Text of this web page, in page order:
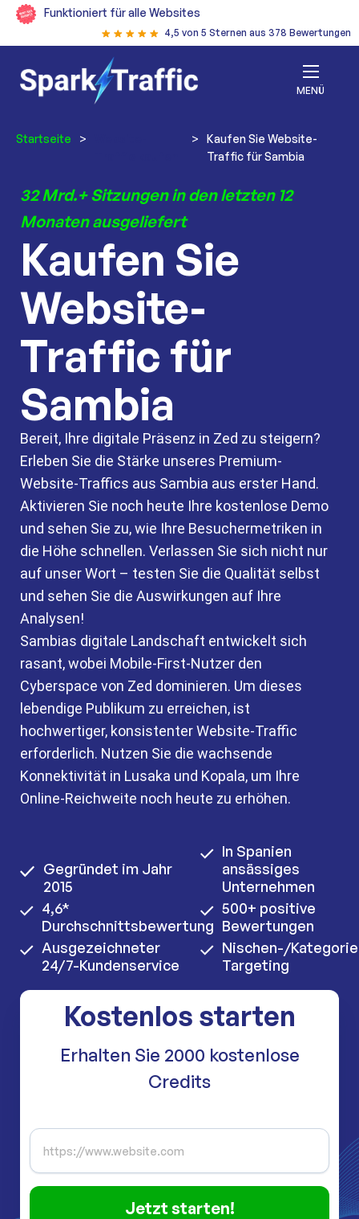
Funktioniert für alle Websites
4,5 von 5 Sternen aus 378 Bewertungen
MENÜ
Startseite > >
Kaufen Sie Website-
Traffic für Sambia
32 Mrd.+ Sitzungen in den letzten 12
Monaten ausgeliefert
Kaufen Sie
Website-
Traffic für
Sambia
Bereit, Ihre digitale Präsenz in Zed zu steigern?
Erleben Sie die Stärke unseres Premium-
Website-Traffics aus Sambia aus erster Hand.
Aktivieren Sie noch heute Ihre kostenlose Demo
und sehen Sie zu, wie Ihre Besuchermetriken in
die Höhe schnellen. Verlassen Sie sich nicht nur
auf unser Wort – testen Sie die Qualität selbst
und sehen Sie die Auswirkungen auf Ihre
Analysen!
Sambias digitale Landschaft entwickelt sich
rasant, wobei Mobile-First-Nutzer den
Cyberspace von Zed dominieren. Um dieses
lebendige Publikum zu erreichen, ist
hochwertiger, konsistenter Website-Traffic
erforderlich. Nutzen Sie die wachsende
Konnektivität in Lusaka und Kopala, um Ihre
Online-Reichweite noch heute zu erhöhen.
Gegründet im Jahr
2015
4,6*
Durchschnittsbewertung
Ausgezeichneter
24/7-Kundenservice
In Spanien
ansässiges
Unternehmen
500+ positive
Bewertungen
Nischen-/
Targeting
Kostenlos starten
Erhalten Sie 2000 kostenlose
Credits
Jetzt starten!